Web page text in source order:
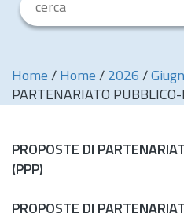
Home / Home / 2026 /
PARTENARIATO PUBBLICO-
PROPOSTE DI
(PPP)
PROPOSTE DI